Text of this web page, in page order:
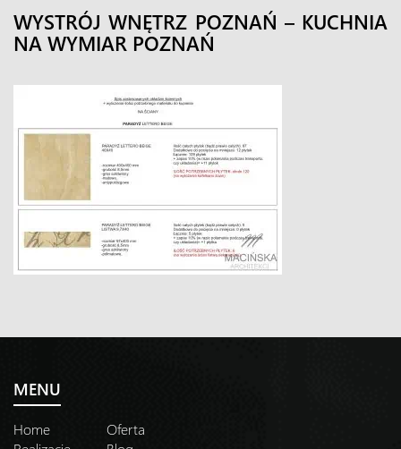
WYSTRÓJ WNĘTRZ POZNAŃ – KUCHNIA
NA WYMIAR POZNAŃ
MENU
Home
Oferta